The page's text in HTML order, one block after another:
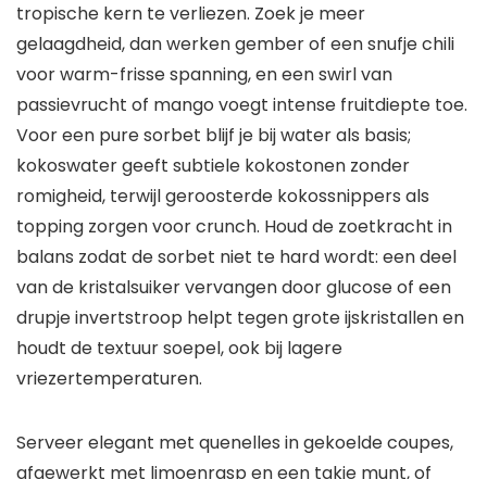
tropische kern te verliezen. Zoek je meer
gelaagdheid, dan werken gember of een snufje chili
voor warm-frisse spanning, en een swirl van
passievrucht of mango voegt intense fruitdiepte toe.
Voor een pure sorbet blijf je bij water als basis;
kokoswater geeft subtiele kokostonen zonder
romigheid, terwijl geroosterde kokossnippers als
topping zorgen voor crunch. Houd de zoetkracht in
balans zodat de sorbet niet te hard wordt: een deel
van de kristalsuiker vervangen door glucose of een
drupje invertstroop helpt tegen grote ijskristallen en
houdt de textuur soepel, ook bij lagere
vriezertemperaturen.
Serveer elegant met quenelles in gekoelde coupes,
afgewerkt met limoenrasp en een takje munt, of